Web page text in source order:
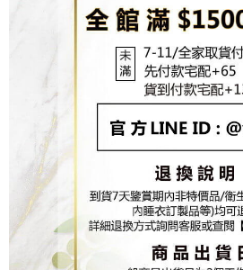
３．未成年的使用者請事先徵得法定代理人
「AFTEE先享後付」，若未經同意申辦者引
４．使用「AFTEE先享後付」時，將依據個別
時審查核予不同之上限額度；若仍有額度不足
請求用戶進行身份認證。
５．嚴禁一人註冊多個帳號或使用他人資訊註
恩沛科技股份有限公司將有權停止該用戶之使